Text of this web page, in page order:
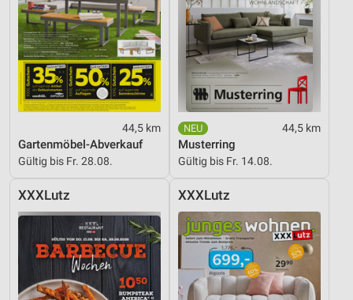
44,5 km
Gartenmöbel-Abverkauf
Gültig bis Fr. 28.08.
44,5 km
Musterring
Gültig bis Fr. 14.08.
XXXLutz XXXLutz